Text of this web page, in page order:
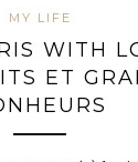
MY LIFE
WITH
ET